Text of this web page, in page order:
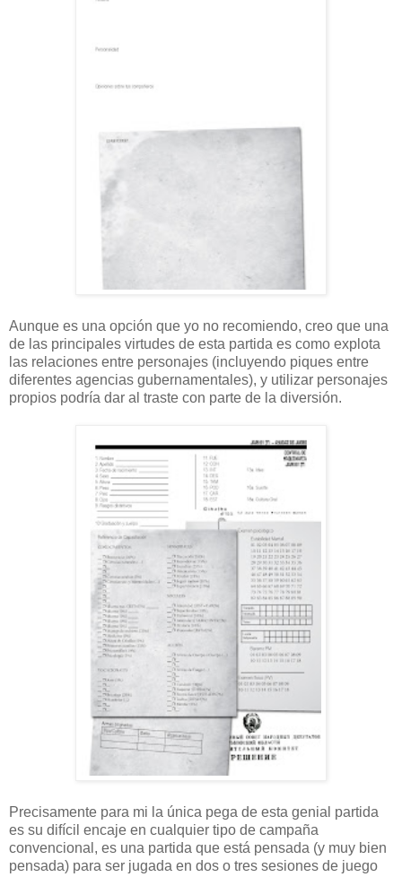
Aunque es una opción que yo no recomiendo, creo que una
de las principales virtudes de esta partida es como explota
las relaciones entre personajes (incluyendo piques entre
diferentes agencias gubernamentales), y utilizar personajes
propios podría dar al traste con parte de la diversión.
Precisamente para mi la única pega de esta genial partida
es su difícil encaje en cualquier tipo de campaña
convencional, es una partida que está pensada (y muy bien
pensada) para ser jugada en dos o tres sesiones de juego